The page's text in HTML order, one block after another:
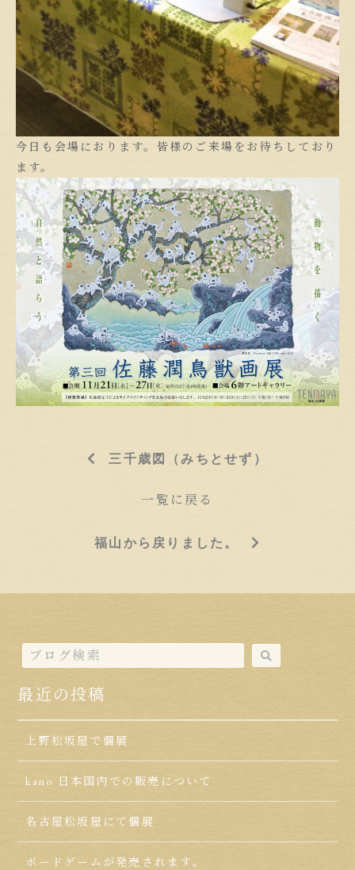
今日も会場におります。皆様のご来場をお待ちしており
ます。
三千歳図（みちとせず）
一覧に戻る
福山から戻りました。
最近の投稿
上野松坂屋で個展
kano 日本国内での販売について
名古屋松坂屋にて個展
ボードゲームが発売されます。